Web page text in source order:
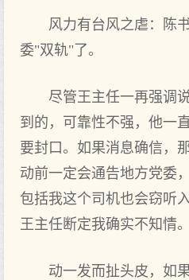
风力有台风之虐：陈
委"双轨"了。
尽管王主任一再强调
到的，可靠性不强，他一
要封口。如果消息确信，
动前一定会通告地方党委
包括我这个司机也会窃听
王主任断定我确实不知情。
动一发而扯头皮，如